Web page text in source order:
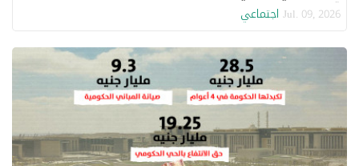
قوية
Jul. 09, 2026 اجتماعي